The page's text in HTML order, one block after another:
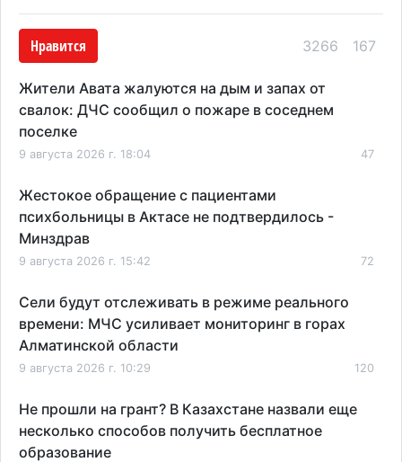
Нравится 3266 167
Жители Авата жалуются на дым и запах от
свалок: ДЧС сообщил о пожаре в соседнем
поселке
9 августа 2026 г. 18:04 47
Жестокое обращение с пациентами
психбольницы в Актасе не подтвердилось -
Минздрав
9 августа 2026 г. 15:42 72
Сели будут отслеживать в режиме реального
времени: МЧС усиливает мониторинг в горах
Алматинской области
9 августа 2026 г. 10:29 120
Не прошли на грант? В Казахстане назвали еще
несколько способов получить бесплатное
образование